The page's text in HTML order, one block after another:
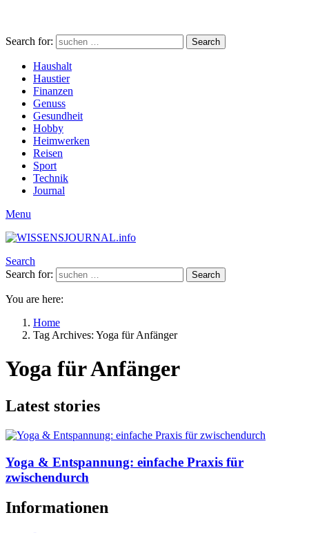
Search for: Search
Haushalt
Haustier
Finanzen
Genuss
Gesundheit
Hobby
Heimwerken
Reisen
Sport
Technik
Journal
Menu
Search
Search for:
Search
You are here:
Home
Tag Archives: Yoga für Anfänger
Yoga für Anfänger
Latest stories
Yoga & Entspannung: einfache Praxis für
zwischendurch
Informationen